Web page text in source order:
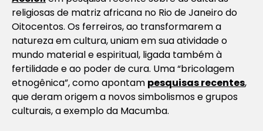
religiosas de matriz africana no Rio de Janeiro do
Oitocentos. Os ferreiros, ao transformarem a
natureza em cultura, uniam em sua atividade o
mundo material e espiritual, ligada também à
fertilidade e ao poder de cura. Uma “bricolagem
etnogênica”, como apontam pesquisas recentes,
que deram origem a novos simbolismos e grupos
culturais, a exemplo da Macumba.